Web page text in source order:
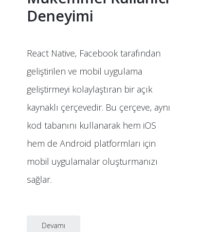
Deneyimi
React Native, Facebook tarafından
geliştirilen ve mobil uygulama
geliştirmeyi kolaylaştıran bir açık
kaynaklı çerçevedir. Bu çerçeve, aynı
kod tabanını kullanarak hem iOS
hem de Android platformları için
mobil uygulamalar oluşturmanızı
sağlar.
Devamı